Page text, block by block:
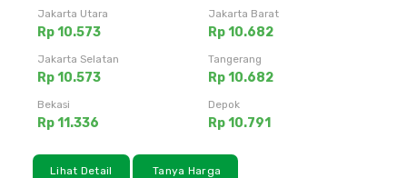
Jakarta Utara
Rp 10.573
Jakarta Barat
Rp 10.682
Jakarta Selatan
Rp 10.573
Tangerang
Rp 10.682
Bekasi
Rp 11.336
Depok
Rp 10.791
Lihat Detail Tanya Harga